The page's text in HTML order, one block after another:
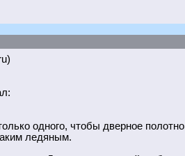
одного, чтобы дверное
ледяным.